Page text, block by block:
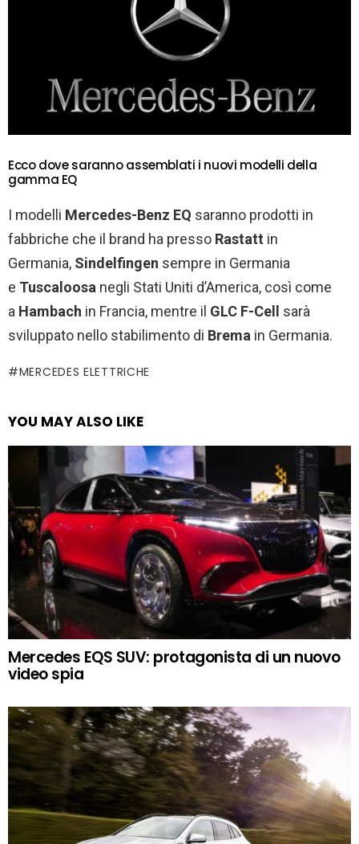
Ecco dove saranno assemblati i nuovi modelli della
gamma EQ
I modelli Mercedes-Benz EQ saranno prodotti in
fabbriche che il brand ha presso Rastatt in
Germania, Sindelfingen sempre in Germania
e Tuscaloosa negli Stati Uniti d’America, così come
a Hambach in Francia, mentre il GLC F-Cell
sarà
sviluppato nello stabilimento di Brema in Germania.
MERCEDES ELETTRICHE
YOU MAY ALSO LIKE
Mercedes EQS SUV: protagonista di un nuovo
video spia